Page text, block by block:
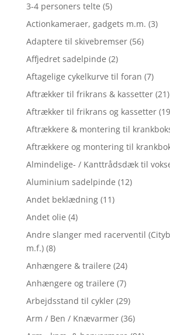
3-4 personers telte (5)
Actionkameraer, gadgets m.m. (3)
Adaptere til skivebremser (56)
Affjedret sadelpinde (2)
Aftagelige cykelkurve til foran (7)
Aftrækker til frikrans & kassetter (21)
Aftrækker til frikrans og kassetter
Aftrækkere & montering til
Aftrækkere og montering til
Almindelige- / Kanttrådsdæk til
Aluminium sadelpinde (12)
Andet beklædning (11)
Andet olie (4)
Andre slanger med racerventil
m.f.) (8)
Anhængere & trailere (24)
Anhængere og trailere (7)
Arbejdsstand til cykler (29)
Arm / Ben / Knævarmer (36)